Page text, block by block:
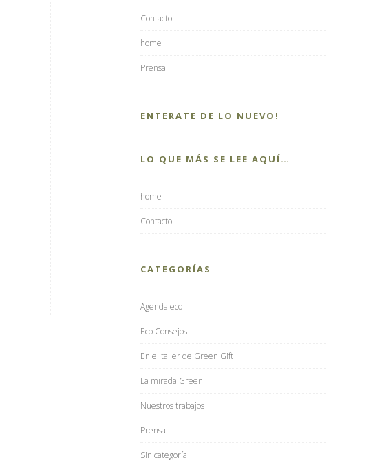
Contacto
home
Prensa
ENTERATE DE LO NUEVO!
LO QUE MÁS SE LEE AQUÍ…
home
Contacto
CATEGORÍAS
Agenda eco
Eco Consejos
En el taller de Green Gift
La mirada Green
Nuestros trabajos
Prensa
Sin categoría